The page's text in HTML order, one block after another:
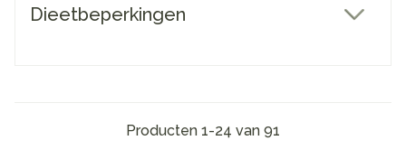
Dieetbeperkingen
Producten 1-24 van 91